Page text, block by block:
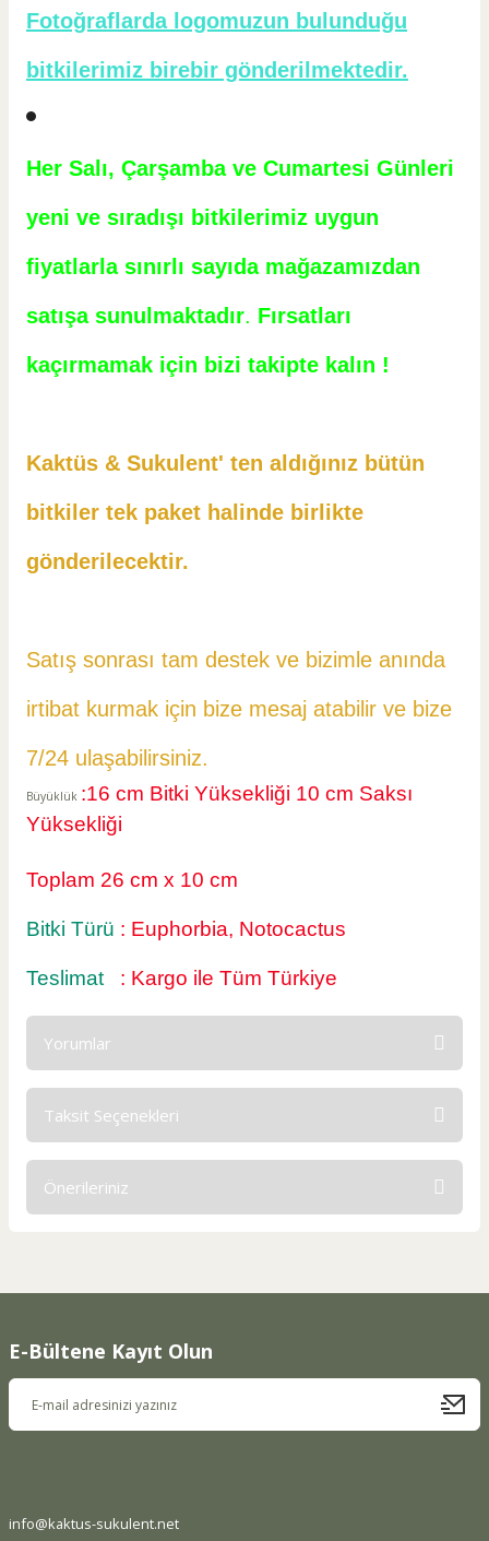
Fotoğraflarda logomuzun bulunduğu
bitkilerimiz birebir gönderilmektedir.
Her Salı, Çarşamba ve Cumartesi Günleri
yeni ve sıradışı bitkilerimiz uygun
fiyatlarla sınırlı sayıda mağazamızdan
satışa sunulmaktadır. Fırsatları
kaçırmamak için bizi takipte kalın !
Kaktüs & Sukulent' ten aldığınız bütün
bitkiler tek paket halinde birlikte
gönderilecektir.
Satış sonrası tam destek ve bizimle anında
irtibat kurmak için bize mesaj atabilir ve bize
7/24 ulaşabilirsiniz.
Büyüklük :16 cm Bitki Yüksekliği 10 cm Saksı
Yüksekliği
Toplam 26 cm x 10 cm
Bitki Türü : Euphorbia, Notocactus
Teslimat : Kargo ile Tüm Türkiye
Yorumlar
Taksit Seçenekleri
Önerileriniz
Ürün resmi kalitesiz, bozuk veya görüntülenemiyor.
E-Bültene Kayıt Olun
info@kaktus-sukulent.net